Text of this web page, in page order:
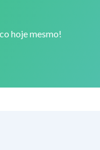
hoje mesmo!